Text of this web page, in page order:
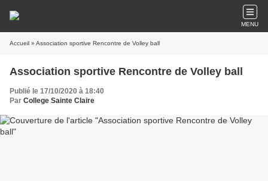
MENU
Accueil » Association sportive Rencontre de Volley ball
Association sportive Rencontre de Volley ball
Publié le 17/10/2020 à 18:40
Par College Sainte Claire